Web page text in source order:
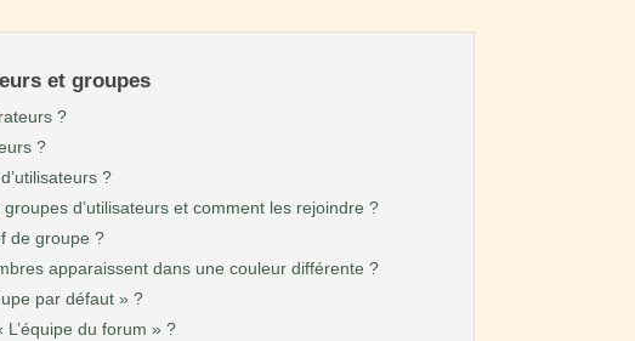
et groupes
?
?
?
d’utilisateurs et comment les rejoindre ?
de groupe ?
apparaissent dans une couleur différente ?
par défaut » ?
L’équipe du forum » ?